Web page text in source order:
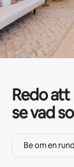
Redo att
se vad
Be om en